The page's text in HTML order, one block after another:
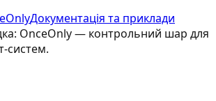
Документація та приклади
OnceOnly — контрольний шар для
систем.